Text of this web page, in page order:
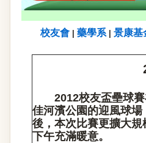
校友會 藥學系| 景康基
2012校友盃壘球
佳河濱公園的迎風球
後，本次比賽更擴大
下午充滿暖意。